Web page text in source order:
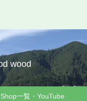
wood
Shop一覧・YouTube